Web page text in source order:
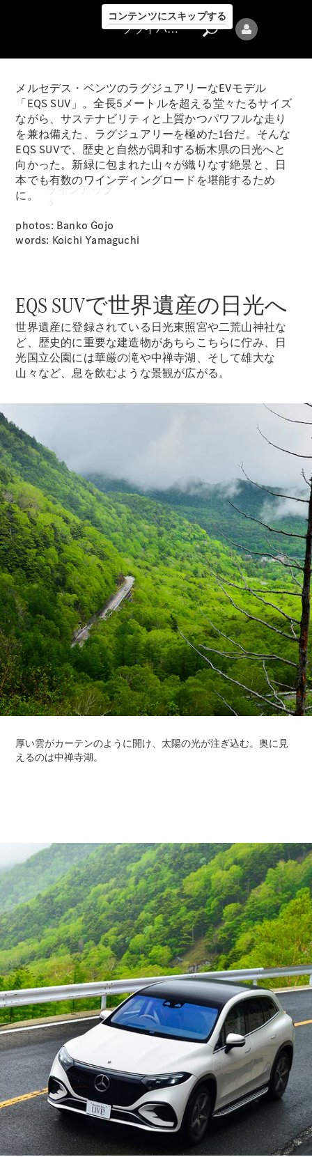
コンテンツにスキップする
プライバシ
ーポリシー
ラインアップ
Mercedes-Benz
New models
電気自動車モデル
プラグインハイブリッドモデル
Sedan
All Sedan
CLA
Sedan
電気
CLA
Sedan
New
C-Class
Sedan
EQS
Sedan
電気
E-Class
Sedan
S-Class
Sedan
New
S-Class
Sedan
New
Mercedes-
Maybach
オンライン
ショールー
ム
SUV
All SUV
EQA
電気
EQE
SUV
電気
EQS
SUV
Mercedes-
Maybach
EQS SUV
電気
GLA
GLB
GLC
プライバシーポリシー
メルセデス・ベンツのラグジュアリーなEVモデル
「EQS SUV」。全長5メートルを超える堂々たるサイズ
ながら、サステナビリティと上質かつパワフルな走り
を兼ね備えた、ラグジュアリーを極めた1台だ。そんな
EQS SUVで、歴史と自然が調和する栃木県の日光へと
向かった。新緑に包まれた山々が織りなす絶景と、日
本でも有数のワインディングロードを堪能するため
に。
photos: Banko Gojo
words: Koichi Yamaguchi
EQS SUVで世界遺産の日光へ
世界遺産に登録されている日光東照宮や二荒山神社な
ど、歴史的に重要な建造物があちらこちらに佇み、日
光国立公園には華厳の滝や中禅寺湖、そして雄大な
山々など、息を飲むような景観が広がる。